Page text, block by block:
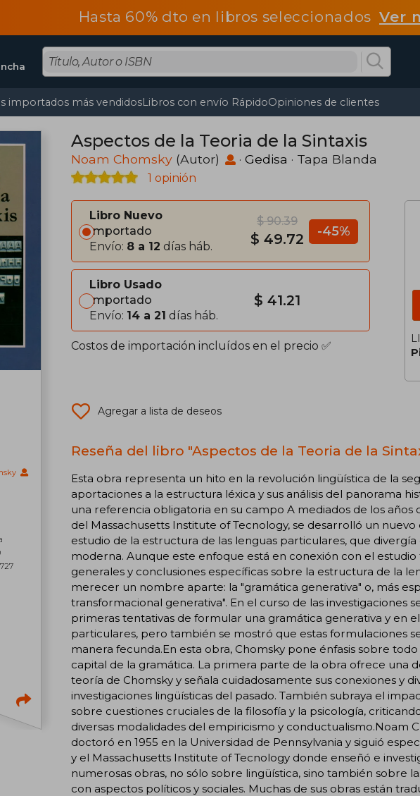
Hasta 60% dto en libros seleccionadosVer
importados más vendidosLibros con envío RápidoOpiniones de clientes
Aspectos de la Teoria de la Sintaxis
Noam Chomsky (Autor) · Gedisa · Tapa Blanda
1 opinión
Libro Nuevo
Importado
Envío: 8 a 12 días háb.
$ 90.39
$ 49.72 -45%
Libro Usado
Importado
Envío: 14 a 21 días háb.
$ 41.21
Costos de importación incluídos en el precio ✅
Agregar a lista de deseos
Reseña del libro "Aspectos de la Teoria de la
Esta obra representa un hito en la revolución lingüística de la
aportaciones a la estructura léxica y sus análisis del panorama
una referencia obligatoria en su campo A mediados de los
del Massachusetts Institute of Tecnology, se desarrolló un
estudio de la estructura de las lenguas particulares, que
moderna. Aunque este enfoque está en conexión con el
generales y conclusiones específicas sobre la estructura de la
merecer un nombre aparte: la "gramática generativa" o, más
transformacional generativa". En el curso de las investigaciones
primeras tentativas de formular una gramática generativa y en
particulares, pero también se mostró que estas formulaciones
manera fecunda.En esta obra, Chomsky pone énfasis sobre
capital de la gramática. La primera parte de la obra ofrece una
teoría de Chomsky y señala cuidadosamente sus conexiones y
investigaciones lingüísticas del pasado. También subraya el
sobre cuestiones cruciales de la filosofía y la psicología,
diversas modalidades del empiricismo y conductualismo.Noam
doctoró en 1955 en la Universidad de Pennsylvania y siguió
y el Massachusetts Institute of Tecnology donde enseñó e
numerosas obras, no sólo sobre lingüística, sino también sobre
con aspectos políticos y sociales. Muchas de sus obras están